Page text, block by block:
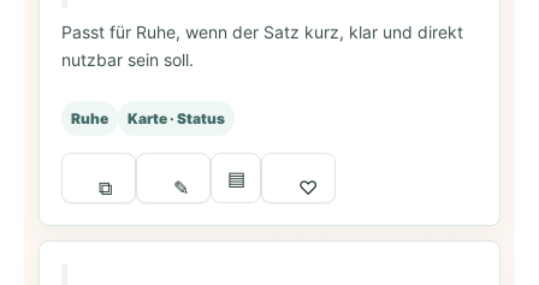
Passt für Ruhe, wenn der Satz kurz, klar und direkt
nutzbar sein soll.
Ruhe Karte · Status
⧉ ✎ ▤ ♡